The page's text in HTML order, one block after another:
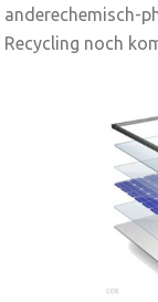
Recycling noch